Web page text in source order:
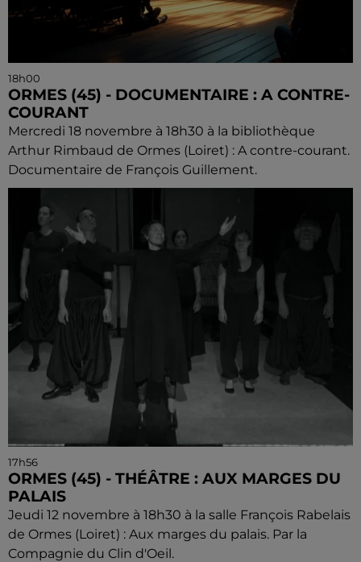
18h00
ORMES (45) - DOCUMENTAIRE : A CONTRE-
COURANT
Mercredi 18 novembre à 18h30 à la bibliothèque
Arthur Rimbaud de Ormes (Loiret) : A contre-courant.
Documentaire de François Guillement.
17h56
ORMES (45) - THÉÂTRE : AUX MARGES DU
PALAIS
Jeudi 12 novembre à 18h30 à la salle François Rabelais
de Ormes (Loiret) : Aux marges du palais. Par la
Compagnie du Clin d'Oeil.